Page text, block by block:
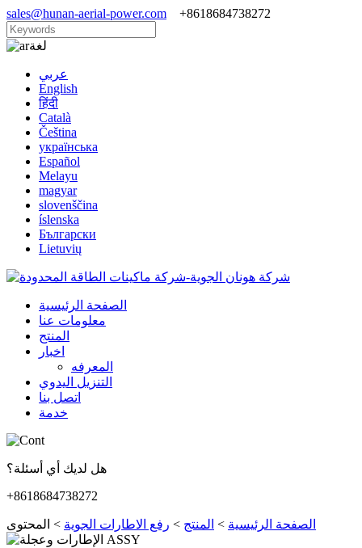
sales@hunan-aerial-power.com +8618684738272
لغة
عربي
English
हिंदी
Català
Čeština
українська
Español
Melayu
magyar
slovenščina
íslenska
Български
Lietuvių
الصفحة الرئيسية
معلومات عنا
المنتج
اخبار
المعرفه
التنزيل اليدوي
اتصل بنا
خدمة
هل لديك أي أسئلة؟
+8618684738272
الصفحة الرئيسية > المنتج > رفع الاطارات الجوية > المحتوى